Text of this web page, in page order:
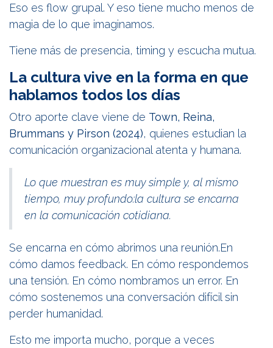
Eso es flow grupal. Y eso tiene mucho menos de
magia de lo que imaginamos.
Tiene más de presencia, timing y escucha mutua.
La cultura vive en la forma en que
hablamos todos los días
Otro aporte clave viene de Town, Reina,
Brummans y Pirson (2024), quienes estudian la
comunicación organizacional atenta y humana.
Lo que muestran es muy simple y, al mismo
tiempo, muy profundo:la cultura se encarna
en la comunicación cotidiana.
Se encarna en cómo abrimos una reunión.En
cómo damos feedback. En cómo respondemos
una tensión. En cómo nombramos un error. En
cómo sostenemos una conversación difícil sin
perder humanidad.
Esto me importa mucho, porque a veces